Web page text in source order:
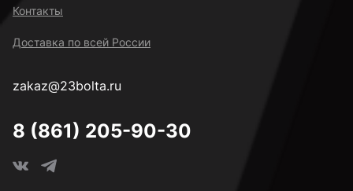
Контакты
Доставка по всей России
zakaz@23bolta.ru
8 (861) 205-90-30